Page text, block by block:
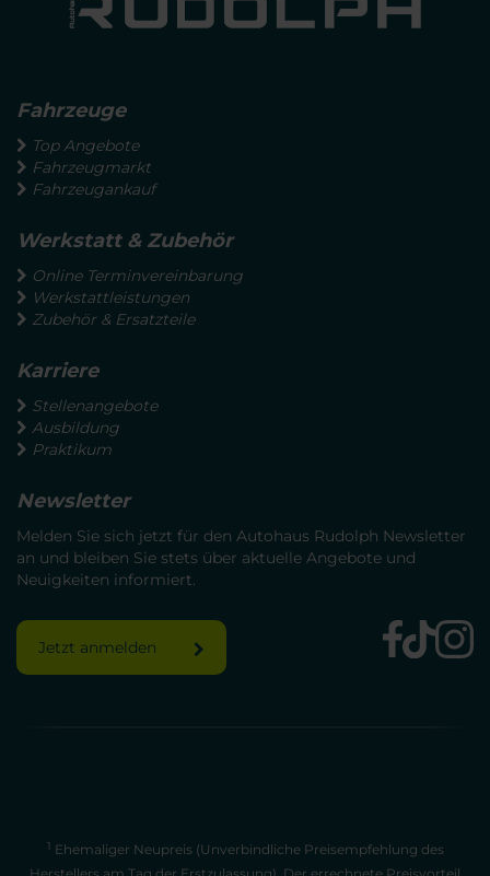
Fahrzeuge
Top Angebote
Fahrzeugmarkt
Fahrzeugankauf
Werkstatt & Zubehör
Online Terminvereinbarung
Werkstattleistungen
Zubehör & Ersatzteile
Karriere
Stellenangebote
Ausbildung
Praktikum
Newsletter
Melden Sie sich jetzt für den Autohaus Rudolph Newsletter
an und bleiben Sie stets über aktuelle Angebote und
Neuigkeiten informiert.
Jetzt anmelden
1 Ehemaliger Neupreis (Unverbindliche Preisempfehlung des